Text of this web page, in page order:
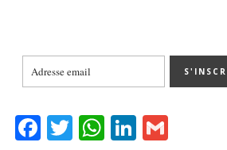
Fa T W Li